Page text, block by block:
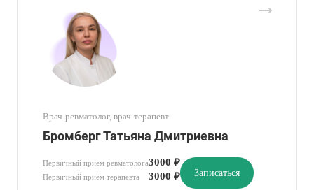
Врач-ревматолог, врач-терапевт
Бромберг Татьяна Дмитриевна
Первичный приём ревматолога3000 ₽
Первичный приём терапевта 3000 ₽ Записаться